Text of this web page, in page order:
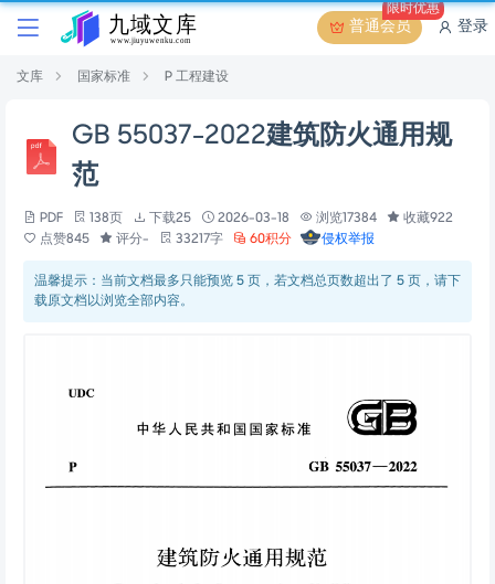
普通会员
限时优惠
登录
文库 国家标准 P 工程建设
GB 55037-2022建筑防火通用规
范
PDF 138页 下载25 2026-03-18 浏览17384
收藏922
点赞845
评分- 33217字 60积分 侵权举报
温馨提示：当前文档最多只能预览 5 页，若文档总页数超出了 5 页，请下
载原文档以浏览全部内容。